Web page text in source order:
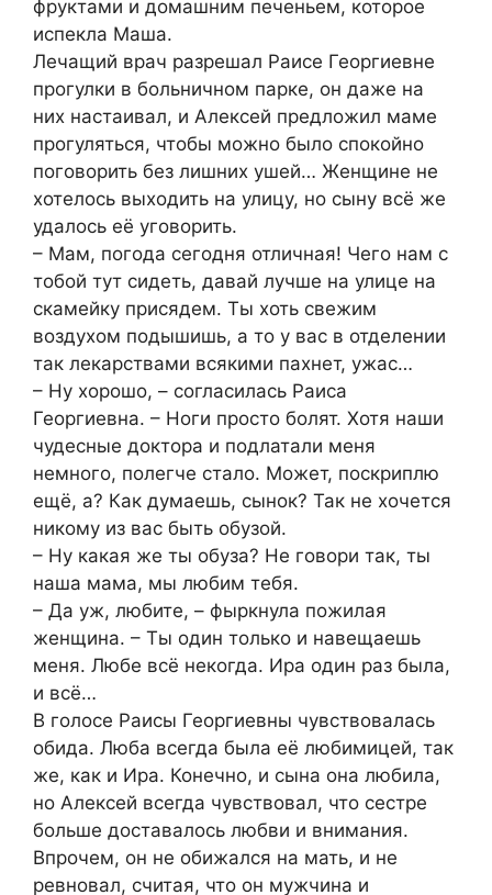
фруктами и домашним печеньем, которое
испекла Маша.
Лечащий врач разрешал Раисе Георгиевне
прогулки в больничном парке, он даже на
них настаивал, и Алексей предложил маме
прогуляться, чтобы можно было спокойно
поговорить без лишних ушей… Женщине не
хотелось выходить на улицу, но сыну всё же
удалось её уговорить.
– Мам, погода сегодня отличная! Чего нам с
тобой тут сидеть, давай лучше на улице на
скамейку присядем. Ты хоть свежим
воздухом подышишь, а то у вас в отделении
так лекарствами всякими пахнет, ужас…
– Ну хорошо, – согласилась Раиса
Георгиевна. – Ноги просто болят. Хотя наши
чудесные доктора и подлатали меня
немного, полегче стало. Может, поскриплю
ещё, а? Как думаешь, сынок? Так не хочется
никому из вас быть обузой.
– Ну какая же ты обуза? Не говори так, ты
наша мама, мы любим тебя.
– Да уж, любите, – фыркнула пожилая
женщина. – Ты один только и навещаешь
меня. Любе всё некогда. Ира один раз была,
и всё…
В голосе Раисы Георгиевны чувствовалась
обида. Люба всегда была её любимицей, так
же, как и Ира. Конечно, и сына она любила,
но Алексей всегда чувствовал, что сестре
больше доставалось любви и внимания.
Впрочем, он не обижался на мать, и не
ревновал, считая, что он мужчина и